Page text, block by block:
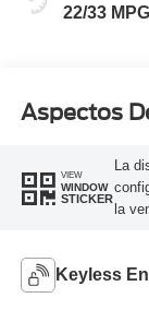
22/33 MPG
Aspectos
VIEW
WINDOW
STICKER
La
la
Keyless